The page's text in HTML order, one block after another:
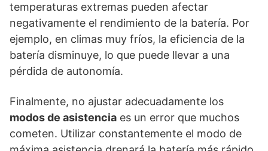
temperaturas extremas pueden afectar
negativamente el rendimiento de la batería. Por
ejemplo, en climas muy fríos, la eficiencia de la
batería disminuye, lo que puede llevar a una
pérdida de autonomía.
Finalmente, no ajustar adecuadamente los
modos de asistencia es un error que muchos
cometen. Utilizar constantemente el modo de